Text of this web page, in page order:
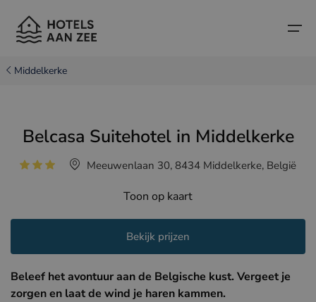
Populaire badsteden
Populaire badsteden
Hotels in Cadzand (NL)
Hotels in Knokke (BE)
Hotels in Brugge (BE)
Hotels in Middelkerke (BE)
Landen
Landen
Belgische kust
Nederlandse kust
Noord-Franse kust
Reistips en weetjes
Middelkerke
Belcasa Suitehotel in Middelkerke
Meeuwenlaan 30, 8434 Middelkerke, België
Toon op kaart
Bekijk prijzen
Beleef het avontuur aan de Belgische kust. Vergeet je
zorgen en laat de wind je haren kammen.